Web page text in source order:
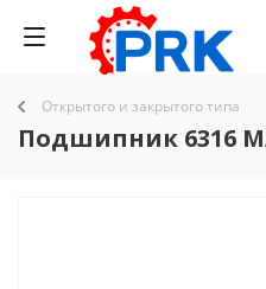
Открытого и закрытого типа
Подшипник 6316